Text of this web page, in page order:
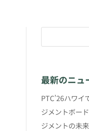
最新のニュ
PTC’26ハワイ
ジメントボー
ジメントの未来